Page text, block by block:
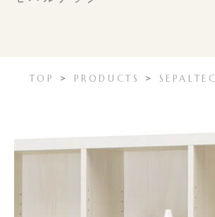
TOP > PRODUCTS > SEPALTEC